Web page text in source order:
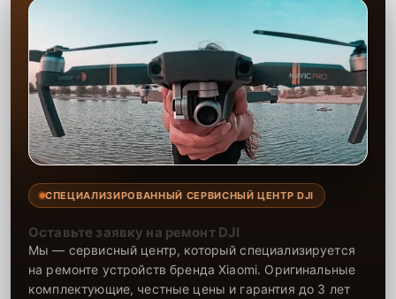
СПЕЦИАЛИЗИРОВАННЫЙ СЕРВИСНЫЙ ЦЕНТР DJI
Оставьте заявку на ремонт DJI
Мы — сервисный центр, который специализируется
на ремонте устройств бренда Xiaomi. Оригинальные
комплектующие, честные цены и гарантия до 3 лет